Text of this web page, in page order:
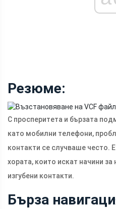
Резюме:
С просперитета и бързата
като мобилни телефони,
контакти се случваше често.
хората, които искат начини за
изгубени контакти.
Бърза